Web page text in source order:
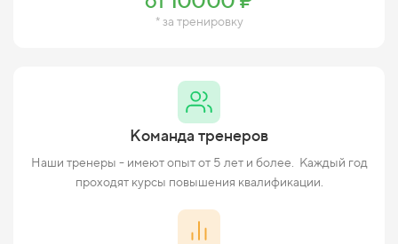
* за тренировку
Команда тренеров
Наши тренеры - имеют опыт от 5 лет и более. Каждый год
проходят курсы повышения квалификации.